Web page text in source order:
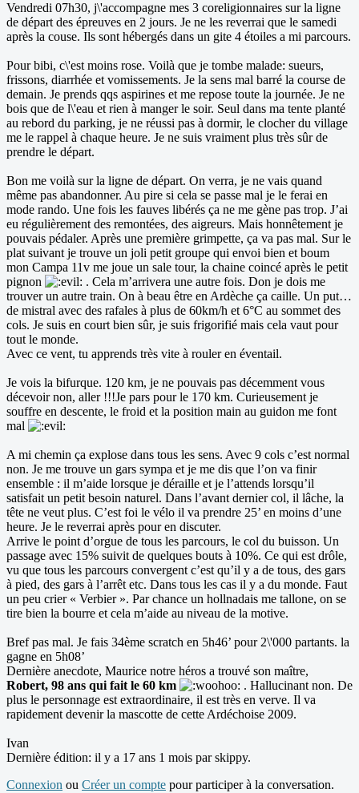
Vendredi 07h30, j\'accompagne mes 3 coreligionnaires sur la ligne
de départ des épreuves en 2 jours. Je ne les reverrai que le samedi
après la couse. Ils sont hébergés dans un gite 4 étoiles a mi parcours.
Pour bibi, c\'est moins rose. Voilà que je tombe malade: sueurs,
frissons, diarrhée et vomissements. Je la sens mal barré la course de
demain. Je prends qqs aspirines et me repose toute la journée. Je ne
bois que de l\'eau et rien à manger le soir. Seul dans ma tente planté
au rebord du parking, je ne réussi pas à dormir, le clocher du village
me le rappel à chaque heure. Je ne suis vraiment plus très sûr de
prendre le départ.
Bon me voilà sur la ligne de départ. On verra, je ne vais quand
même pas abandonner. Au pire si cela se passe mal je le ferai en
mode rando. Une fois les fauves libérés ça ne me gène pas trop. J’ai
eu régulièrement des remontées, des aigreurs. Mais honnêtement je
pouvais pédaler. Après une première grimpette, ça va pas mal. Sur le
plat suivant je trouve un joli petit groupe qui envoi bien et boum
mon Campa 11v me joue un sale tour, la chaine coincé après le petit
pignon
. Cela m’arrivera une autre fois. Don je dois me
trouver un autre train. On à beau être en Ardèche ça caille. Un put…
de mistral avec des rafales à plus de 60km/h et 6°C au sommet des
cols. Je suis en court bien sûr, je suis frigorifié mais cela vaut pour
tout le monde.
Avec ce vent, tu apprends très vite à rouler en éventail.
Je vois la bifurque. 120 km, je ne pouvais pas décemment vous
décevoir non, aller !!!Je pars pour le 170 km. Curieusement je
souffre en descente, le froid et la position main au guidon me font
mal
A mi chemin ça explose dans tous les sens. Avec 9 cols c’est normal
non. Je me trouve un gars sympa et je me dis que l’on va finir
ensemble : il m’aide lorsque je déraille et je l’attends lorsqu’il
satisfait un petit besoin naturel. Dans l’avant dernier col, il lâche, la
tête ne veut plus. C’est foi le vélo il va prendre 25’ en moins d’une
heure. Je le reverrai après pour en discuter.
Arrive le point d’orgue de tous les parcours, le col du buisson. Un
passage avec 15% suivit de quelques bouts à 10%. Ce qui est drôle,
vu que tous les parcours convergent c’est qu’il y a de tous, des gars
à pied, des gars à l’arrêt etc. Dans tous les cas il y a du monde. Faut
un peu crier « Verbier ». Par chance un hollnadais me tallone, on se
tire bien la bourre et cela m’aide au niveau de la motive.
Bref pas mal. Je fais 34ème scratch en 5h46’ pour 2\'000 partants. la
gagne en 5h08’
Dernière anecdote, Maurice notre héros a trouvé son maître,
Robert, 98 ans qui fait le 60 km
. Hallucinant non. De
plus le personnage est extraordinaire, il est très en verve. Il va
rapidement devenir la mascotte de cette Ardéchoise 2009.
Ivan
Dernière édition: il y a 17 ans 1 mois parskippy.
Connexion ou Créer un compte pour participer à la conversation.